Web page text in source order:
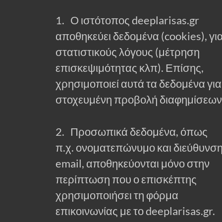
1. Ο ιστότοπος deeplarisas.gr
αποθηκεύει δεδομένα (cookies),
στατιστικούς λόγους (μέτρηση
επισκεψιμότητας κλπ). Επίσης,
χρησιμοποιεί αυτά τα δεδομένα για
στοχευμένη προβολή
2. Προσωπικά δεδομένα, όπως
π.χ. ονοματεπώνυμο και διεύθυνση
email, αποθηκεύονται μόνο στην
περίπτωση που ο επισκέπτης
χρησιμοποιήσει τη φόρμα
επικοινωνίας με το deeplarisas.gr.